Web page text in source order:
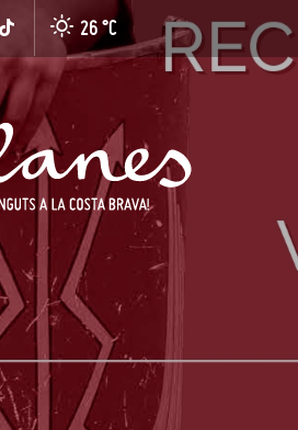
26 °C